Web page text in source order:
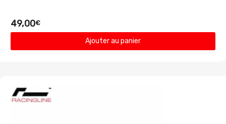
49,00€
Ajouter au panier